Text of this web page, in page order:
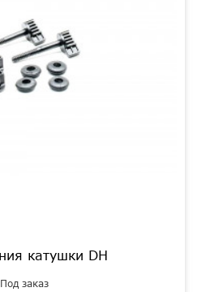
катушки DH
Под заказ